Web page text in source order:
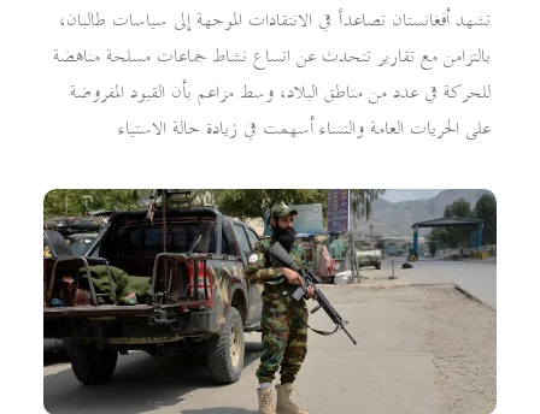
تشهد أفغانستان تصاعداً في الانتقادات الموجهة إلى سياسات طالبان،
بالتزامن مع تقارير تتحدث عن اتساع نشاط جماعات مسلحة مناهضة
للحركة في عدد من مناطق البلاد، وسط مزاعم بأن القيود المفروضة
على الحريات العامة والنساء أسهمت في زيادة حالة الاستياء